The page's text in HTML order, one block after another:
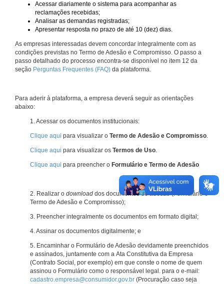
Acessar diariamente o sistema para acompanhar as
reclamações recebidas;
Analisar as demandas registradas;
Apresentar resposta no prazo de até 10 (dez) dias.
As empresas interessadas devem concordar integralmente com as
condições previstas no Termo de Adesão e Compromisso. O passo a
passo detalhado do processo encontra-se disponível no item 12 da
seção Perguntas Frequentes (FAQ) da plataforma.
Para aderir à plataforma, a empresa deverá seguir as orientações
abaixo:
1. Acessar os documentos institucionais:
Clique aqui para visualizar o Termo de Adesão e Compromisso.
Clique aqui para visualizar os Termos de Uso.
Clique aqui para preencher o Formulário e Termo de Adesão
2. Realizar o download dos documentos de adesão (Formulário e
Termo de Adesão e Compromisso);
3. Preencher integralmente os documentos em formato digital;
4. Assinar os documentos digitalmente; e
5. Encaminhar o Formulário de Adesão devidamente preenchidos
e assinados, juntamente com a Ata Constitutiva da Empresa
(Contrato Social, por exemplo) em que conste o nome de quem
assinou o Formulário como o responsável legal. para o e-mail:
cadastro.empresa@consumidor.gov.br (Procuração caso seja